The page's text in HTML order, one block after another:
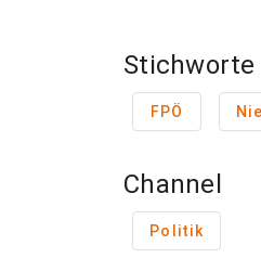
Stichworte
FPÖ
Channel
Politik